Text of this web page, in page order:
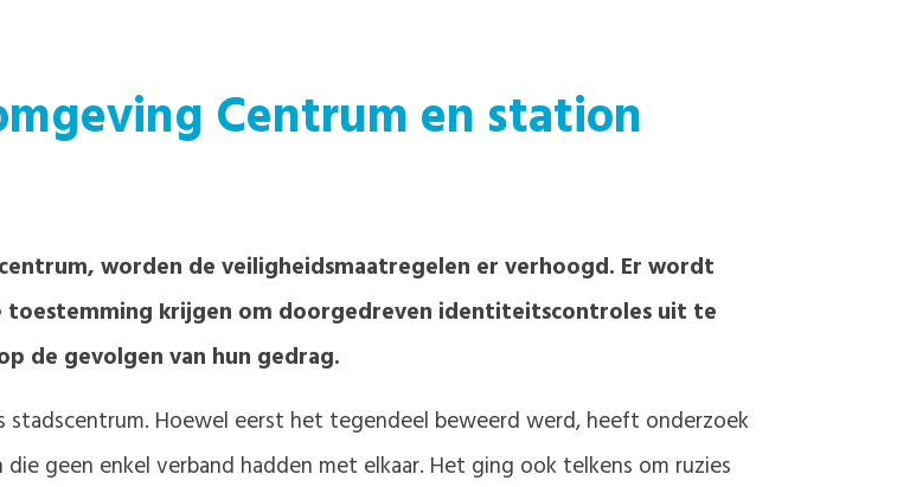
Centrum en station
worden de veiligheidsmaatregelen er verhoogd. Er wordt
krijgen om doorgedreven identiteitscontroles uit te
de gevolgen van hun gedrag.
Hoewel eerst het tegendeel beweerd werd, heeft onderzoek
geen enkel verband hadden met elkaar. Het ging ook telkens om ruzies